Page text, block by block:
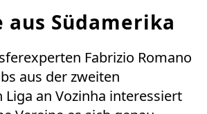
aus Südamerika
Fabrizio Romano
aus der zweiten
Liga an Vozinha interessiert